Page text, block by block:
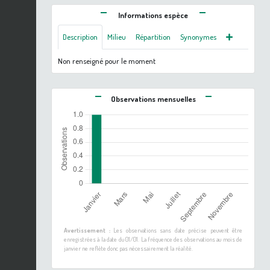
Informations espèce
Description Milieu Répartition Synonymes
Non renseigné pour le moment
Observations mensuelles
Avertissement :Les observations sans date précise peuvent être
enregistrées à la date du 01/01. La fréquence des observations au mois de
janvier ne reflète donc pas nécessairement la réalité.